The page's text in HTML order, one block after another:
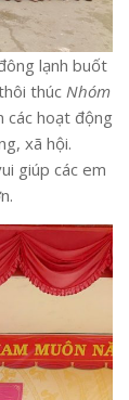
lạnh buốt
thúc Nhóm
các hoạt động
xã hội.
giúp các em